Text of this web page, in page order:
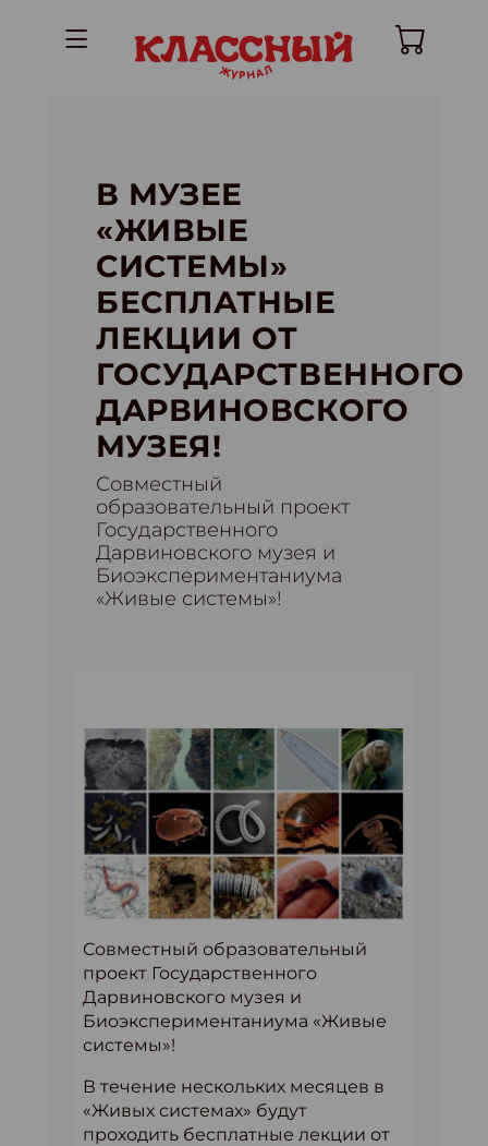
В МУЗЕЕ
«ЖИВЫЕ
СИСТЕМЫ»
БЕСПЛАТНЫЕ
ЛЕКЦИИ ОТ
ГОСУДАРСТВЕННОГО
ДАРВИНОВСКОГО
МУЗЕЯ!
Совместный
образовательный проект
Государственного
Дарвиновского музея и
Биоэкспериментаниума
«Живые системы»!
Совместный образовательный
проект Государственного
Дарвиновского музея и
Биоэкспериментаниума «Живые
системы»!
В течение нескольких месяцев в
«Живых системах» будут
проходить бесплатные лекции от